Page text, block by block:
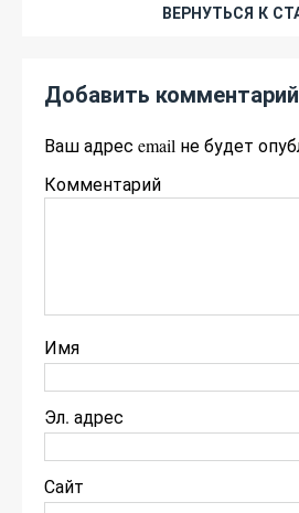
ВЕРНУТЬСЯ К
Добавить комментарий
Ваш адрес email не будет
Комментарий
Имя
Эл. адрес
Сайт